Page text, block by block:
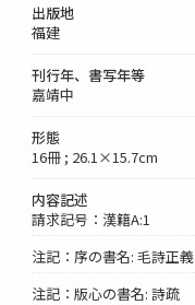
出版地
福建
刊行年、書写年等
嘉靖中
形態
16冊 ; 26.1×15.7cm
内容記述
請求記号：漢籍A:1
注記：序の書名: 毛詩正義
注記：版心の書名: 詩疏